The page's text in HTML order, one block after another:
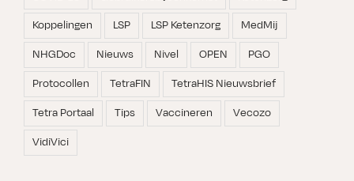
Koppelingen
LSP LSP Ketenzorg
MedMij
NHGDoc
Nieuws Nivel OPEN
PGO
Protocollen
TetraFIN
TetraHIS Nieuwsbrief
Tetra Portaal
Tips Vaccineren
Vecozo
VidiVici